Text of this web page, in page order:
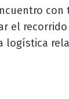
con
el
logística